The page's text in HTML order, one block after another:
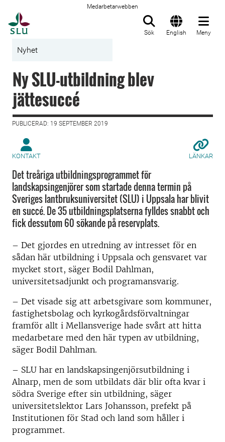
Medarbetarwebben
Sök English Meny
Nyhet
Ny SLU-utbildning blev
jättesuccé
PUBLICERAD: 19 SEPTEMBER 2019
KONTAKT LÄNKAR
Det treåriga utbildningsprogrammet för
landskapsingenjörer som startade denna termin på
Sveriges lantbruksuniversitet (SLU) i Uppsala har blivit
en succé. De 35 utbildningsplatserna fylldes snabbt och
fick dessutom 60 sökande på reservplats.
– Det gjordes en utredning av intresset för en
sådan här utbildning i Uppsala och gensvaret var
mycket stort, säger Bodil Dahlman,
universitetsadjunkt och programansvarig.
– Det visade sig att arbetsgivare som kommuner,
fastighetsbolag och kyrkogårdsförvaltningar
framför allt i Mellansverige hade svårt att hitta
medarbetare med den här typen av utbildning,
säger Bodil Dahlman.
– SLU har en landskapsingenjörsutbildning i
Alnarp, men de som utbildats där blir ofta kvar i
södra Sverige efter sin utbildning, säger
universitetslektor Lars Johansson, prefekt på
Institutionen för Stad och land som håller i
programmet.